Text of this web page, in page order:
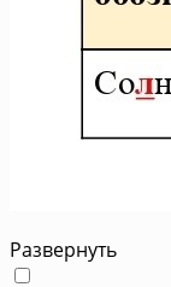
Развернуть